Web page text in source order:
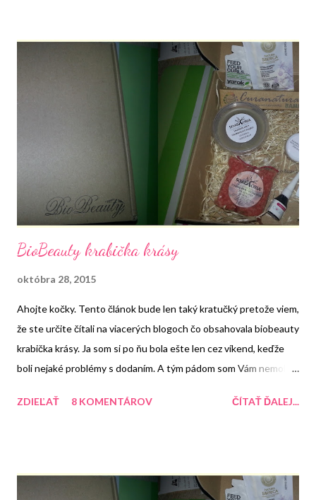
boxík stál 269 Kč a pošta stála 85 Kč.
BioBeauty krabička krásy
októbra 28, 2015
Ahojte kočky. Tento článok bude len taký kratučký pretože viem,
že ste určite čítali na viacerých blogoch čo obsahovala biobeauty
krabička krásy. Ja som si po ňu bola ešte len cez víkend, keďže
boli nejaké problémy s dodaním. A tým pádom som Vám nemohla
shope BioBeauty a tieto krabičky sa raz za čas objavia na tomto
ZDIEĽAŤ 8 KOMENTÁROV ČÍTAŤ ĎALEJ...